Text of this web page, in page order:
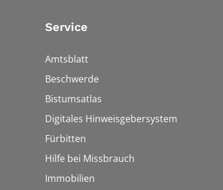
Service
Amtsblatt
Beschwerde
Bistumsatlas
Digitales Hinweisgebersystem
Fürbitten
Hilfe bei Missbrauch
Immobilien